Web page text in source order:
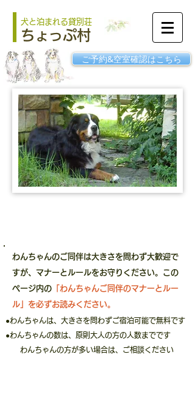
犬と泊まれる貸別荘
ちょっぷ村
ご予約&空室確認はこちら
わんちゃんのご同伴は大きさを問わず大歓迎で
すが、マナーとルールをお守りください。この
ページ内の 「わんちゃんご同伴のマナーとルー
ル」を必ずお読みください。
●わんちゃんは、大きさを問わずご宿泊可能で無料です
●わんちゃんの数は、原則大人の方の人数までです
わんちゃんの方が多い場合は、ご相談ください